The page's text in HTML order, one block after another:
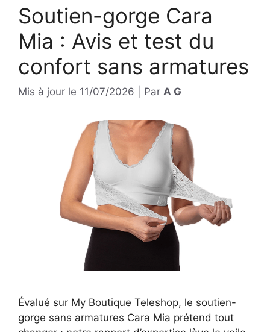
Soutien-gorge Cara
Mia : Avis et test du
confort sans armatures
Mis à jour le 11/07/2026 Par A G
Évalué sur My Boutique Teleshop, le soutien-
gorge sans armatures Cara Mia prétend tout